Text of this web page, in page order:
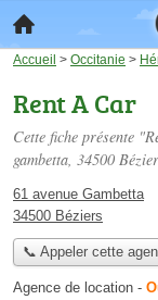
Accueil > Occitanie >
Rent A Car
Cette fiche présente
gambetta, 34500
61 avenue Gambetta
34500 Béziers
📞 Appeler cette
Agence de location -